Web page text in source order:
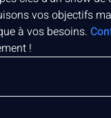
vos objectifs
à vos besoins.
!